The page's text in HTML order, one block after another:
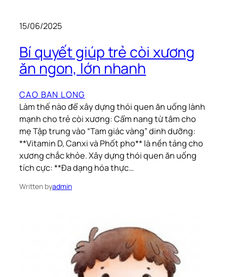
15/06/2025
Bí quyết giúp trẻ còi xương
ăn ngon, lớn nhanh
CAO BAN LONG
Làm thế nào để xây dựng thói quen ăn uống lành
mạnh cho trẻ còi xương: Cẩm nang từ tâm cho
mẹ Tập trung vào “Tam giác vàng” dinh dưỡng:
**Vitamin D, Canxi và Phốt pho** là nền tảng cho
xương chắc khỏe. Xây dựng thói quen ăn uống
tích cực: **Đa dạng hóa thực…
Written byadmin